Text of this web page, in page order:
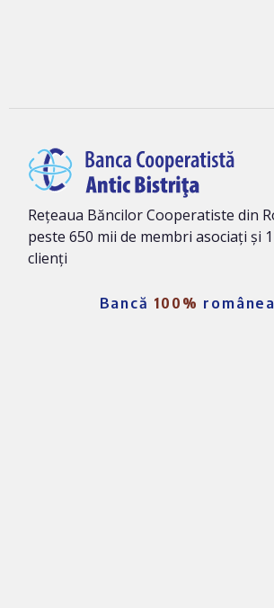
Rețeaua Băncilor Cooperatiste din
peste 650 mii de membri asociați și
clienți
Bancă 100%